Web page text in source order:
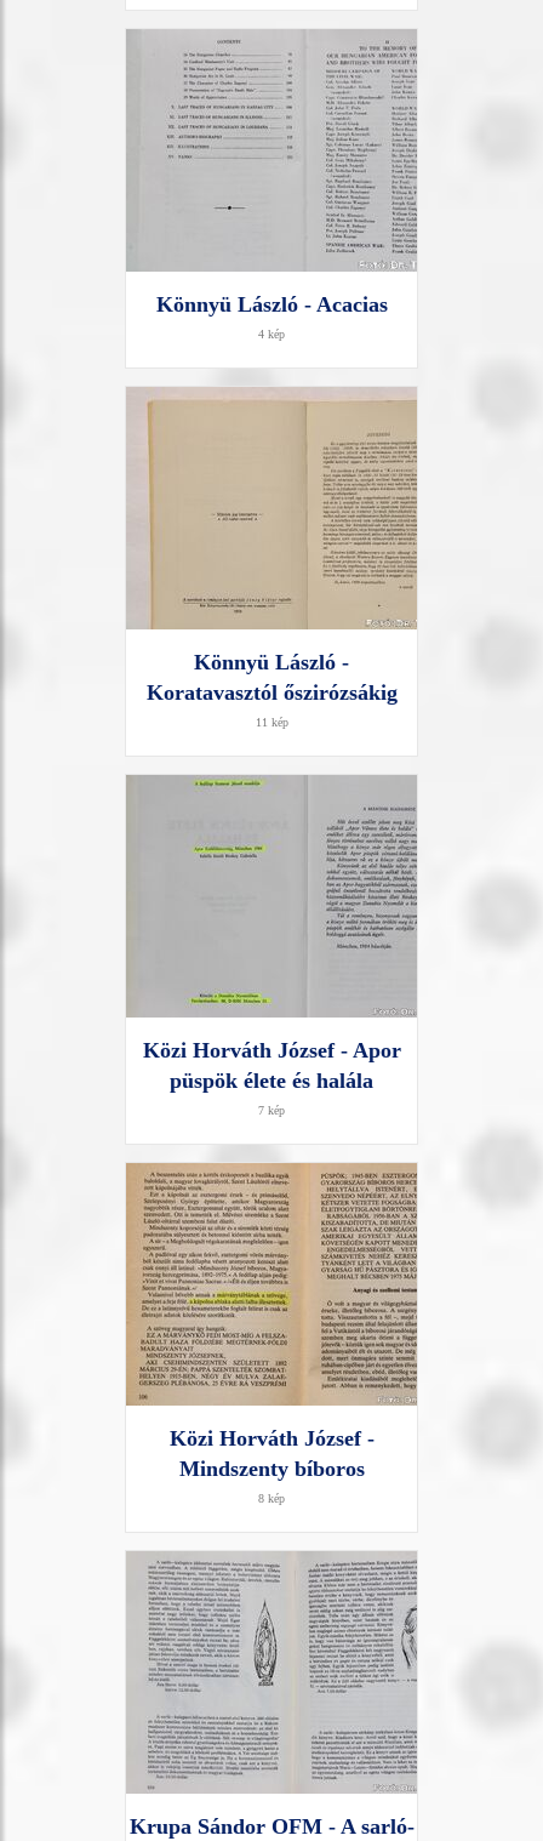
Könnyü László - Acacias
4 kép
Könnyü László -
Koratavasztól őszirózsákig
11 kép
Közi Horváth József - Apor
püspök élete és halála
7 kép
Közi Horváth József -
Mindszenty bíboros
8 kép
Krupa Sándor OFM - A sarló-